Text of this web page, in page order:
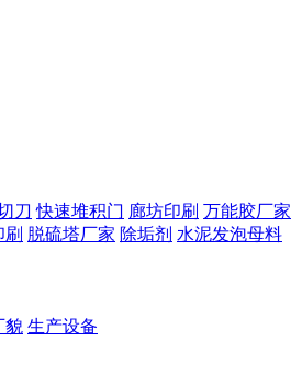
刀 快速堆积门 廊坊印刷 万能胶厂家
刷 脱硫塔厂家 除垢剂 水泥发泡母料
貌 生产设备